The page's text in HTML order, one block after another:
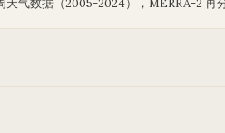
天气数据（2005-2024），MERRA-2 再